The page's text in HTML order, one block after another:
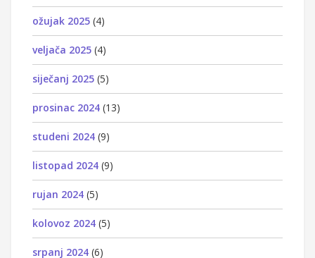
ožujak 2025 (4)
veljača 2025 (4)
siječanj 2025 (5)
prosinac 2024 (13)
studeni 2024 (9)
listopad 2024 (9)
rujan 2024 (5)
kolovoz 2024 (5)
srpanj 2024 (6)